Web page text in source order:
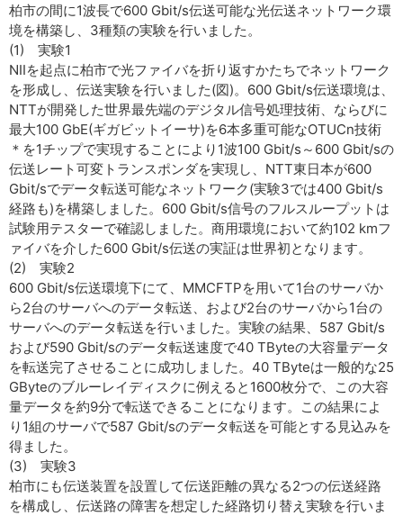
柏市の間に1波長で600 Gbit/s伝送可能な光伝送ネットワーク環
境を構築し、3種類の実験を行いました。
(1) 実験1
NIIを起点に柏市で光ファイバを折り返すかたちでネットワーク
を形成し、伝送実験を行いました(図)。600 Gbit/s伝送環境は、
NTTが開発した世界最先端のデジタル信号処理技術、ならびに
最大100 GbE(ギガビットイーサ)を6本多重可能なOTUCn技術
＊を1チップで実現することにより1波100 Gbit/s～600 Gbit/sの
伝送レート可変トランスポンダを実現し、NTT東日本が600
Gbit/sでデータ転送可能なネットワーク(実験3では400 Gbit/s
経路も)を構築しました。600 Gbit/s信号のフルスループットは
試験用テスターで確認しました。商用環境において約102 kmフ
ァイバを介した600 Gbit/s伝送の実証は世界初となります。
(2) 実験2
600 Gbit/s伝送環境下にて、MMCFTPを用いて1台のサーバか
ら2台のサーバへのデータ転送、および2台のサーバから1台の
サーバへのデータ転送を行いました。実験の結果、587 Gbit/s
および590 Gbit/sのデータ転送速度で40 TByteの大容量データ
を転送完了させることに成功しました。40 TByteは一般的な25
GByteのブルーレイディスクに例えると1600枚分で、この大容
量データを約9分で転送できることになります。この結果によ
り1組のサーバで587 Gbit/sのデータ転送を可能とする見込みを
得ました。
(3) 実験3
柏市にも伝送装置を設置して伝送距離の異なる2つの伝送経路
を構成し、伝送路の障害を想定した経路切り替え実験を行いま